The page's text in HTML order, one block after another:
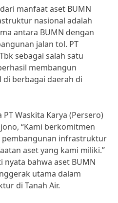
manfaat aset BUMN
nasional adalah
antara BUMN dengan
jalan tol. PT
sebagai salah satu
membangun
berbagai daerah di
Waskita Karya (Persero)
“Kami berkomitmen
infrastruktur
aset yang kami miliki.”
bahwa aset BUMN
utama dalam
di Tanah Air.